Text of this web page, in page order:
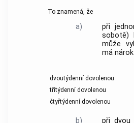
To znamená, že
a)
při
sobotě)
může
má
dvoutýdenní dovolenou
třítýdenní dovolenou
čtyřtýdenní dovolenou
b)
při dvou